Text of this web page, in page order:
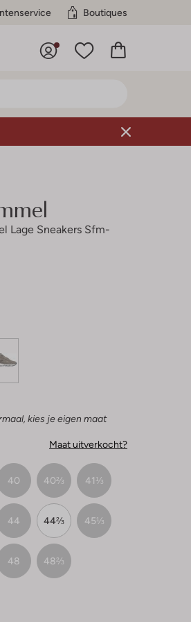
Boutiques
Lage Sneakers Sfm-
kies je eigen maat
Maat uitverkocht?
40 40⅔ 41⅓
44 44⅔ 45⅓
48 48⅔